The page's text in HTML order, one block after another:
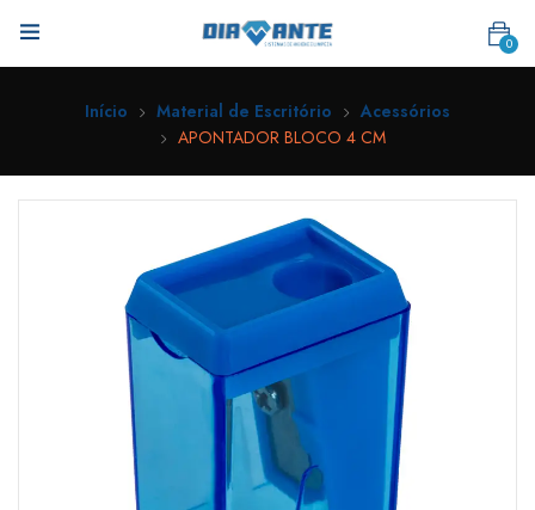
0
Início Material de Escritório
Acessórios
APONTADOR BLOCO 4 CM